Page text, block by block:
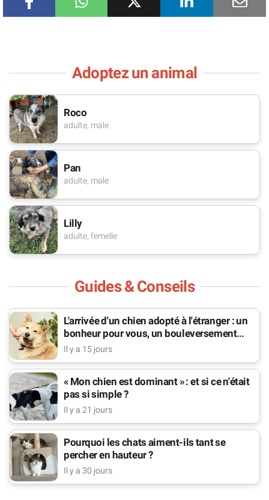
Adoptez un animal
Roco
adulte, male
Pan
adulte, male
Lilly
adulte, femelle
Guides & Conseils
L'arrivée d'un chien adopté à l'étranger : un
bonheur pour vous, un bouleversement
pour lui
Il y a 15 jours
« Mon chien est dominant » : et si ce n'était
pas si simple ?
Il y a 21 jours
Pourquoi les chats aiment-ils tant se
percher en hauteur ?
Il y a 30 jours